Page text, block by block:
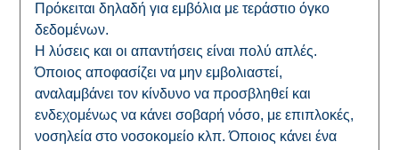
Πρόκειται δηλαδή για εμβόλια με τεράστιο όγκο
δεδομένων.
Η λύσεις και οι απαντήσεις είναι πολύ απλές.
Όποιος αποφασίζει να μην εμβολιαστεί,
αναλαμβάνει τον κίνδυνο να προσβληθεί και
ενδεχομένως να κάνει σοβαρή νόσο, με επιπλοκές,
νοσηλεία στο νοσοκομείο κλπ. Όποιος κάνει ένα